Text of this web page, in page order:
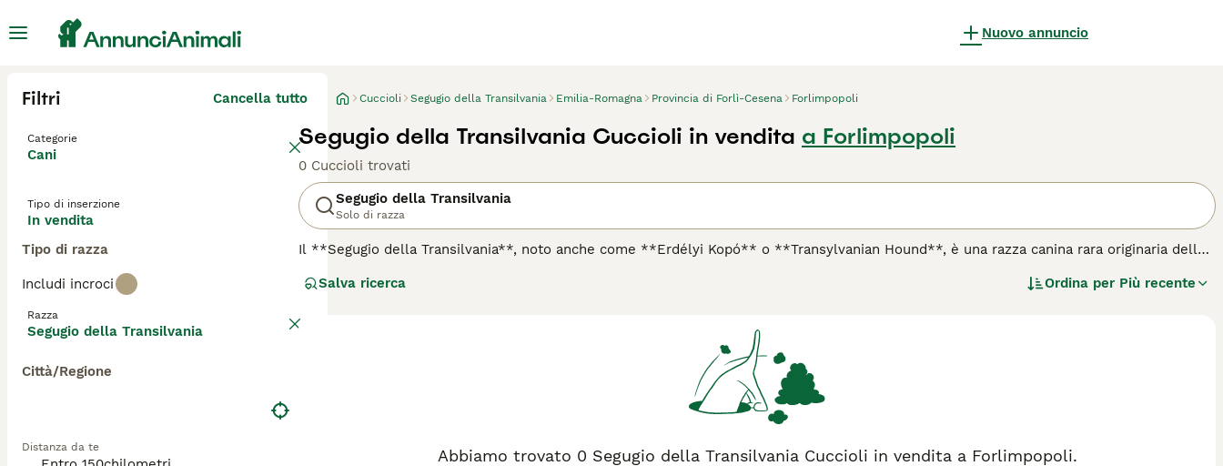
Nuovo annuncio
Filtri Cancella tutto
Categorie
Cani
Tipo di inserzione
In vendita
Tipo di razza
Includi incroci
Razza
Segugio della Transilvania
Città/Regione
Distanza da te
Cuccioli Segugio della Transilvania Emilia-Romagna Provincia di Forlì-Cesena Forlimpopoli
Segugio della Transilvania Cuccioli in vendita a Forlimpopoli
0 Cuccioli trovati
Segugio della Transilvania
Solo di razza
Il **Segugio della Transilvania**, noto anche come **Erdélyi Kopó** o **Transylvanian Hound**, è una razza canina rara originaria della
Carpazi. Il cane presenta un corpo muscoloso e ben bilanciato, con un mantello corto e denso di colore nero con marcature color
Segugio della Transilvania è coraggioso, intelligente e indipendente, caratterizzato da un forte istinto di caccia e un alto livello di energia.
È ideale per famiglie attive o cacciatori esperti, ma richiede molte ore di esercizio quotidiano e un addestramento paziente e costante.
Questa razza si adatta meglio a contesti rurali o suburbani dove può correre in sicurezza, e necessita di cure regolari, in particolare per la
pulizia delle orecchie. La sua rarità ne rende difficoltosa la reperibilità, ma per gli appassionati rappresenta un compagno fedele e unico.
Salva ricerca Ordina per Più recente
Abbiamo trovato 0 Segugio della Transilvania Cuccioli in vendita a Forlimpopoli.